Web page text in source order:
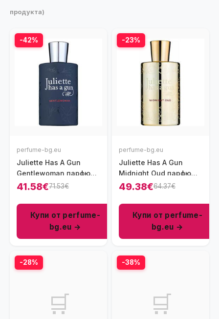
продукта)
-42%
perfume-bg.eu
Juliette Has A Gun
Gentlewoman парфюм
за жени 100 мл - EDP
41.58€71.53€
Купи от perfume-
bg.eu →
-23%
perfume-bg.eu
Juliette Has A Gun
Midnight Oud парфюм
за жени 100 мл - EDP
49.38€64.37€
Купи от perfume-
bg.eu →
-28%
🛒
-38%
🛒